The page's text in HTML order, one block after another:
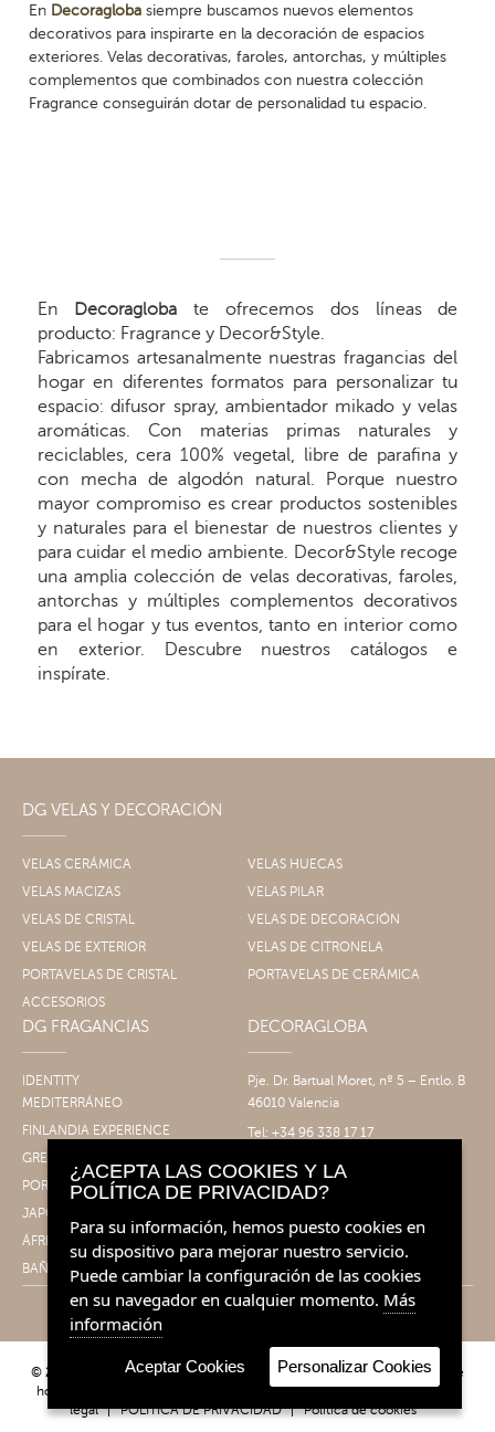
En Decoraglobasiempre buscamos nuevos elementos
decorativos para inspirarte en la decoración de espacios
exteriores. Velas decorativas, faroles, antorchas, y múltiples
complementos que combinados con nuestra colección
Fragrance conseguirán dotar de personalidad tu espacio.
En Decoragloba te ofrecemos dos líneas de
producto: Fragrance y Decor&Style.
Fabricamos artesanalmente nuestras fragancias del
hogar en diferentes formatos para personalizar tu
espacio: difusor spray, ambientador mikado y velas
aromáticas. Con materias primas naturales y
reciclables, cera 100% vegetal, libre de parafina y
con mecha de algodón natural. Porque nuestro
mayor compromiso es crear productos sostenibles
y naturales para el bienestar de nuestros clientes y
para cuidar el medio ambiente. Decor&Style recoge
una amplia colección de velas decorativas, faroles,
antorchas y múltiples complementos decorativos
para el hogar y tus eventos, tanto en interior como
en exterior. Descubre nuestros catálogos e
inspírate.
DG VELAS Y DECORACIÓN
VELAS CERÁMICA
VELAS HUECAS
VELAS MACIZAS
VELAS PILAR
VELAS DE CRISTAL
VELAS DE DECORACIÓN
VELAS DE EXTERIOR
VELAS DE CITRONELA
PORTAVELAS DE CRISTAL
PORTAVELAS DE CERÁMICA
ACCESORIOS
DG FRAGANCIAS
IDENTITY
MEDITERRÁNEO
FINLANDIA EXPERIENCE
GRECIA EXPERIENCE
PORTUGAL EXPERIENCE
JAPÓN EXPERIENCE
ÁFRICA EXPERIENCE
BAÑO&CUERPO
DECORAGLOBA
Pje. Dr. Bartual Moret, nº 5 – Entlo. B
46010 Valencia
Tel: +34 96 338 17 17
info@decoragloba.com
© 2026 Decoragloba - Velas para profesionales y eventos | Fragancias de
hogar. Todos los derechos reservados.
Condiciones de venta |
Aviso
legal | POLÍTICA DE PRIVACIDAD | Política de cookies
¿ACEPTA LAS COOKIES Y LA
POLÍTICA DE PRIVACIDAD?
Para su información, hemos puesto cookies en
su dispositivo para mejorar nuestro servicio.
Puede cambiar la configuración de las cookies
en su navegador en cualquier momento. Más
información
Aceptar Cookies Personalizar Cookies